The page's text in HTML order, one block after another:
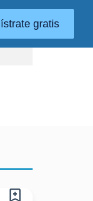
gratis